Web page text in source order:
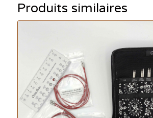
Produits similaires